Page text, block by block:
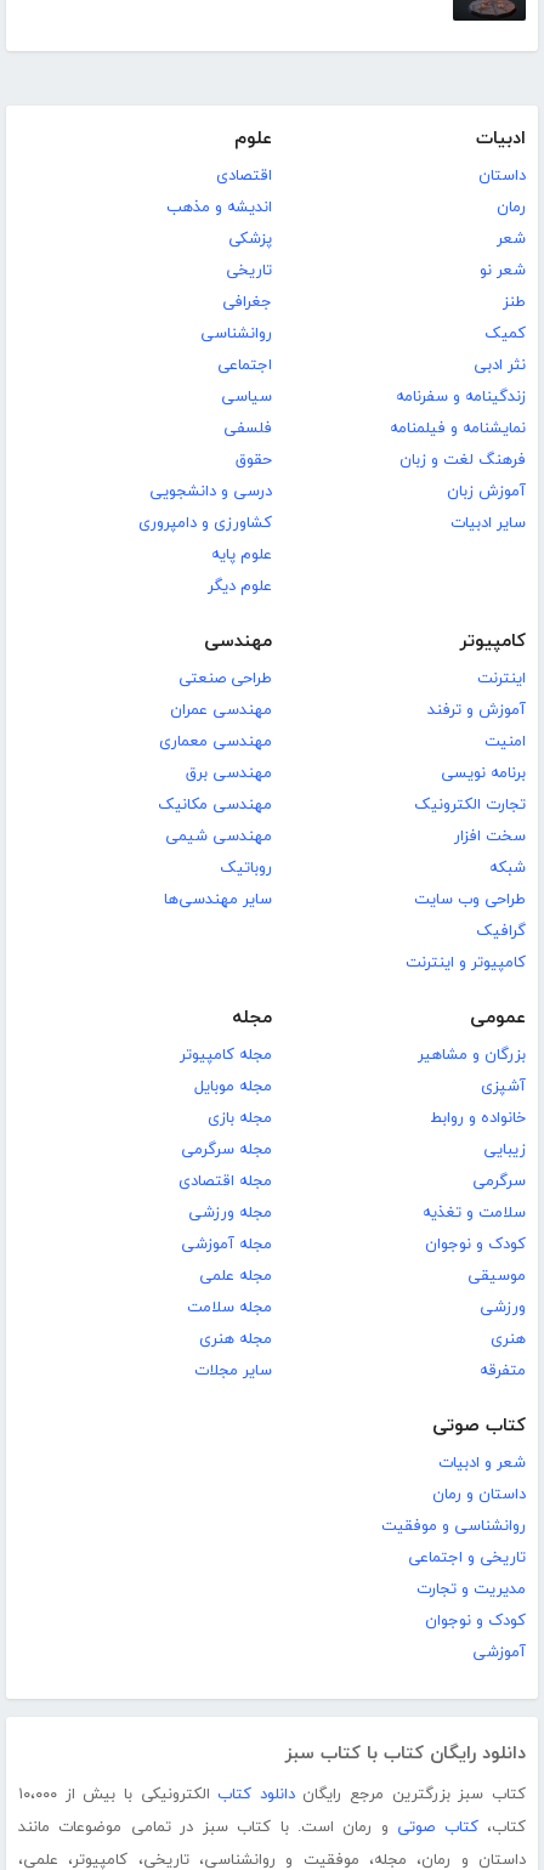
ادبیات
داستان
رمان
شعر
شعر نو
طنز
کمیک
نثر ادبی
زندگینامه و سفرنامه
نمایشنامه و فیلمنامه
فرهنگ لغت و زبان
آموزش زبان
سایر ادبیات
علوم
اقتصادی
اندیشه و مذهب
پزشکی
تاریخی
جغرافی
روانشناسی
اجتماعی
سیاسی
فلسفی
حقوق
درسی و دانشجویی
کشاورزی و دامپروری
علوم پایه
علوم دیگر
کامپیوتر
اینترنت
آموزش و ترفند
امنیت
برنامه نویسی
تجارت الکترونیک
سخت افزار
شبکه
طراحی وب سایت
گرافیک
کامپیوتر و اینترنت
مهندسی
طراحی صنعتی
مهندسی عمران
مهندسی معماری
مهندسی برق
مهندسی مکانیک
مهندسی شیمی
روباتیک
سایر مهندسی‌ها
عمومی
بزرگان و مشاهیر
آشپزی
خانواده و روابط
زیبایی
سرگرمی
سلامت و تغذیه
کودک و نوجوان
موسیقی
ورزشی
هنری
متفرقه
مجله
مجله کامپیوتر
مجله موبایل
مجله بازی
مجله سرگرمی
مجله اقتصادی
مجله ورزشی
مجله آموزشی
مجله علمی
مجله سلامت
مجله هنری
سایر مجلات
کتاب صوتی
شعر و ادبیات
داستان و رمان
روانشناسی و موفقیت
تاریخی و اجتماعی
مدیریت و تجارت
کودک و نوجوان
آموزشی
دانلود رایگان کتاب با کتاب سبز
کتاب سبز بزرگترین مرجع رایگاندانلود کتاب
الکترونیکی با بیش از ۱۰،۰۰۰
کتاب،کتاب صوتی و رمان است. با کتاب سبز در تمامی موضوعات مانند
داستان و رمان، مجله، موفقیت و روانشناسی، تاریخی، کامپیوتر، علمی،